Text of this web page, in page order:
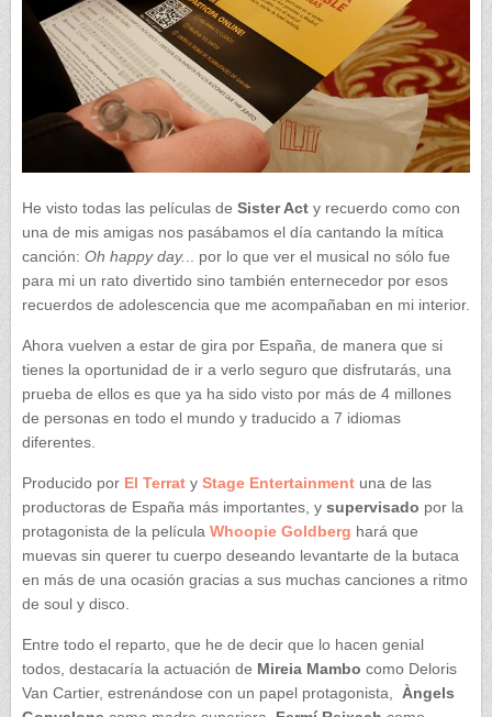
He visto todas las películas de Sister Act y recuerdo como con
una de mis amigas nos pasábamos el día cantando la mítica
canción: Oh happy day... por lo que ver el musical no sólo fue
para mi un rato divertido sino también enternecedor por esos
recuerdos de adolescencia que me acompañaban en mi interior.
Ahora vuelven a estar de gira por España, de manera que si
tienes la oportunidad de ir a verlo seguro que disfrutarás, una
prueba de ellos es que ya ha sido visto por más de 4 millones
de personas en todo el mundo y traducido a 7 idiomas
diferentes.
Producido por El Terrat y Stage Entertainment una de las
productoras de España más importantes, y supervisado por la
protagonista de la película Whoopie Goldberg hará que
muevas sin querer tu cuerpo deseando levantarte de la butaca
en más de una ocasión gracias a sus muchas canciones a ritmo
de soul y disco.
Entre todo el reparto, que he de decir que lo hacen genial
todos, destacaría la actuación de Mireia Mambo como Deloris
Van Cartier, estrenándose con un papel protagonista, Àngels